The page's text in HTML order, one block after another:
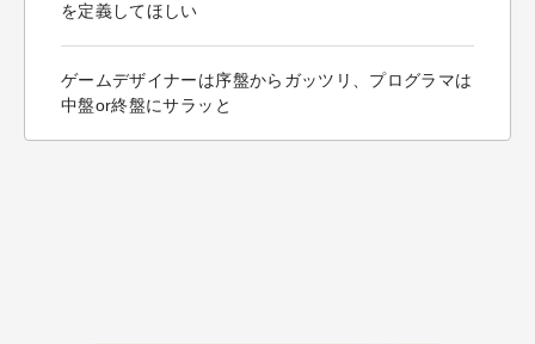
を定義してほしい
ゲームデザイナーは序盤からガッツリ、プログラマは
中盤or終盤にサラッと